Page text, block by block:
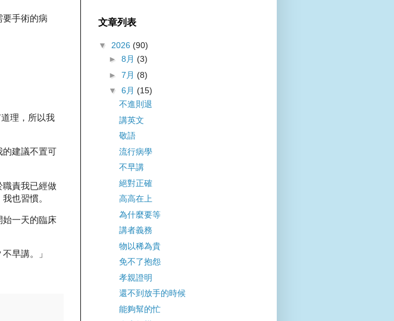
手術的病
理，所以我
的建議不置可
職責我已經做
也習慣。
始一天的臨床
早講。」
文章列表
▼ 2026 (90)
► 8月 (3)
► 7月 (8)
▼ 6月 (15)
不進則退
講英文
敬語
流行病學
不早講
絕對正確
高高在上
為什麼要等
講者義務
物以稀為貴
免不了抱怨
孝親證明
還不到放手的時候
能夠幫的忙